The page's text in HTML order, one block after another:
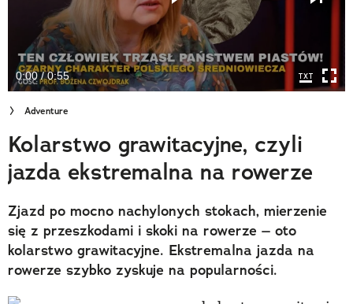
Newsletter
Cuda Polski
Wielki Konkurs Fotograficzny
Trendbook Podróżniczy
Polecane
0:00 / 0:55
Adventure
Kolarstwo grawitacyjne, czyli
jazda ekstremalna na rowerze
Zjazd po mocno nachylonych stokach, mierzenie
się z przeszkodami i skoki na rowerze – oto
kolarstwo grawitacyjne. Ekstremalna jazda na
rowerze szybko zyskuje na popularności.